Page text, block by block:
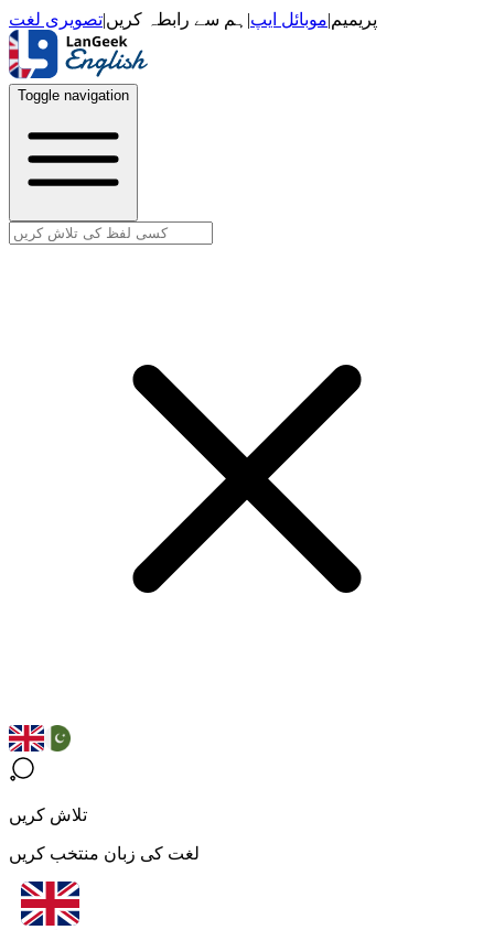
پریمیم|موبائل ایپ| ہم سے رابطہ کریں|تصویری لغت
Toggle navigation
تلاش کریں
لغت کی زبان منتخب کریں